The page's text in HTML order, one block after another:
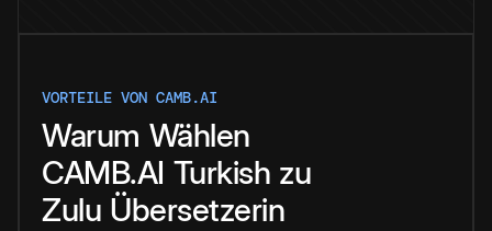
VORTEILE VON CAMB.AI
Warum Wählen
CAMB.AI Turkish zu
Zulu Übersetzerin